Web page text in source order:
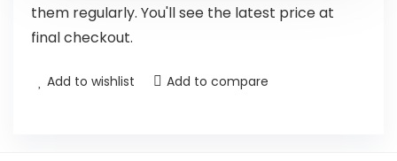
them regularly. You'll see the latest price at
final checkout.
Add to wishlist Add to compare